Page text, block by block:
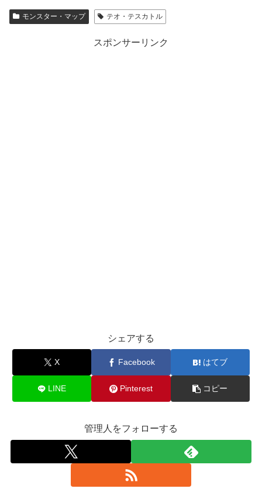
モンスター・マップ テオ・テスカトル
スポンサーリンク
シェアする
X Facebook はてブ
LINE Pinterest コピー
管理人をフォローする